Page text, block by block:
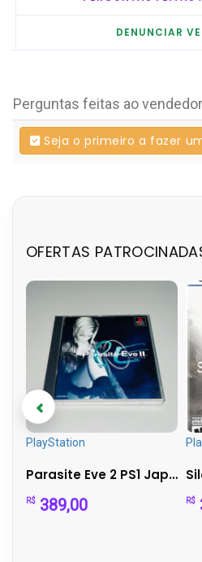
DENUNCIAR
Perguntas feitas ao vendedor
Seja o primeiro a fazer
OFERTAS
PlayStation
Parasite Eve 2 PS1 Japonês Completo (2 Discos) + Manual + E...
R$ 389,00 R$